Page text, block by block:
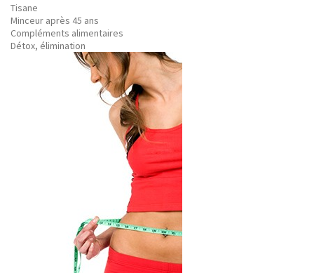
Tisane
Minceur après 45 ans
Compléments alimentaires
Détox, élimination